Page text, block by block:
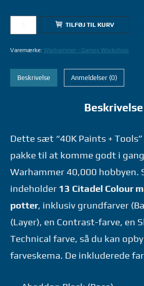
12
40K
CAN/POL/FIN/SWE/DEN/NOR
-
antal
TILFØJ TIL KURV
Varemærke: Warhammer - Games Workshop
Beskrivelse Anmeldelser (0)
Beskrivelse
Dette sæt “40K Paints +
pakke til at komme godt i
Warhammer 40,000
indeholder 13 Citadel Colour
potter, inklusiv grundfarver
(Layer), en Contrast-farve, en
Technical farve, så du kan
farveskema. De inkluderede